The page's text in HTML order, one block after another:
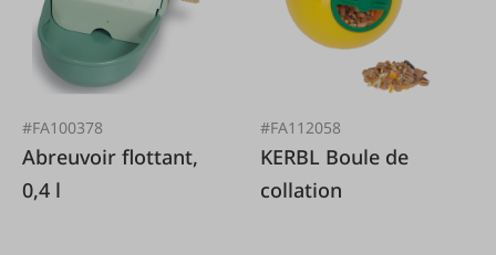
#FA100378
Abreuvoir flottant,
0,4 l
#FA112058
KERBL Boule de
collation